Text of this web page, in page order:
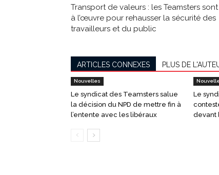
Transport de valeurs : les Teamsters
à l’œuvre pour rehausser la sécurité des
travailleurs et du public
ARTICLES CONNEXES PLUS DE
Nouvelles
Le syndicat des Teamsters salue
la décision du NPD de mettre fin à
l’entente avec les libéraux
Le
devant